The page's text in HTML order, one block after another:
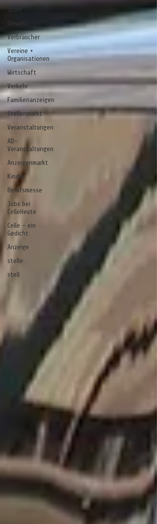
Sport
Verbraucher
Vereine +
Organisationen
Wirtschaft
Verkehr
Familienanzeigen
Stellenmarkt
Veranstaltungen
AD-
Veranstaltungen
Anzeigenmarkt
Kinder
Berufsmesse
Jobs bei
CelleHeute
Celle - ein
Gedicht
Anzeige
stelle
stell